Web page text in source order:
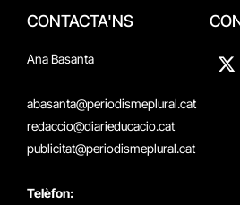
CONTACTA'NS
Ana Basanta
abasanta@periodismeplural.cat
redaccio@diarieducacio.cat
publicitat@periodismeplural.cat
Telèfon:
X